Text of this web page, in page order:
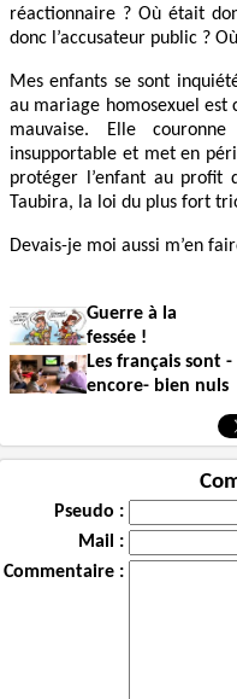
réactionnaire ? Où était
donc l’accusateur public ?
Mes enfants se sont
au mariage homosexuel est
mauvaise. Elle
insupportable et met en
protéger l’enfant au profit
Taubira, la loi du plus fort
Devais-je moi aussi m’en
Guerre à la
fessée !
Les français sont -
encore- bien nuls
Pseudo :
Mail :
Commentaire :